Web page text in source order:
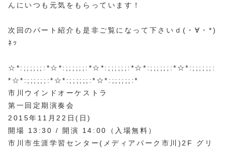
んにいつも元気をもらっています！
次回のパート紹介も是非ご覧になって下さいｄ(・∀・*)
ﾈｯ
☆*:;;;;;;:*☆*:;;;;;;:*☆*:;;;;;;:*☆*:;;;;;;:*☆*:;;;;;;:
*☆*:;;;;;;:*☆*:;;;;;;:*☆*:;;;;;;:*
市川ウインドオーケストラ
第一回定期演奏会
2015年11月22日(日)
開場 13:30 / 開演 14:00（入場無料）
市川市生涯学習センター(メディアパーク市川)2F グリ